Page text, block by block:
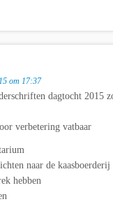
om 17:37
dagtocht 2015
verbetering vatbaar
naar de kaasboerderij
hebben